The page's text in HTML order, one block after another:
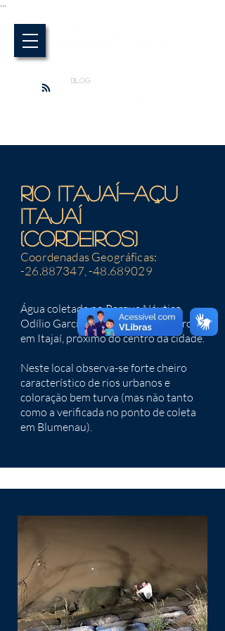
BLOG
Rio Itajaí-Açu
Itajaí
(cordeiros)
Coordenadas Geográficas:
-26.887347, -48.689029
Água coletada no Parque Náutico
Odílio Garcia, no bairro de Cordeiros,
em Itajaí, próximo do centro da cidade.
Neste local observa-se forte cheiro
característico de rios urbanos e
coloração bem turva (mas não tanto
como a verificada no ponto de coleta
em Blumenau).